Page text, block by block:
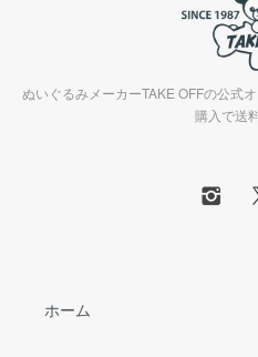
ぬいぐるみメーカーTAKE OFFの公
購入で送
ホーム